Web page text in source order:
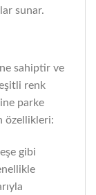
sunar.
sahiptir ve
renk
parke
özellikleri:
gibi